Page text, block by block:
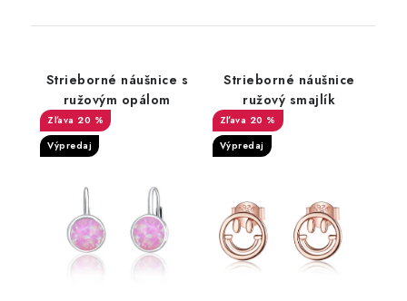
Strieborné náušnice s
ružovým opálom
20 %
Výpredaj
Strieborné náušnice
ružový smajlík
20 %
Výpredaj